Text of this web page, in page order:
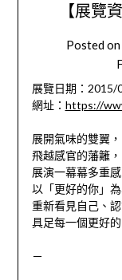
【展覽
Posted on
展覽日期：
網址： https://
展開氣味的雙翼，
飛越感官的藩籬，
展演一幕幕多重感
以「更好的你」為
重新看見自己、認
具足每一個更好的
－